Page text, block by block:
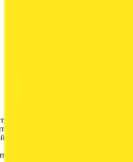
красок для кожи, позволяющее
для создания
на долгие годы.
же заметным.